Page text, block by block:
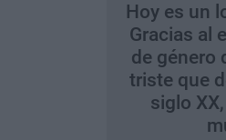
Hoy es un
Gracias al
de género
triste que
siglo